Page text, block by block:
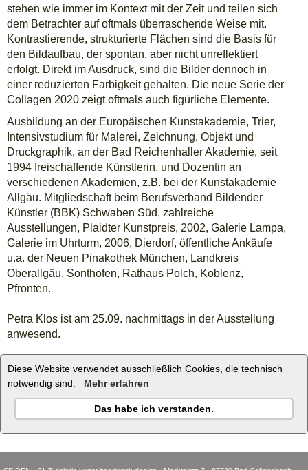
stehen wie immer im Kontext mit der Zeit und teilen sich
dem Betrachter auf oftmals überraschende Weise mit.
Kontrastierende, strukturierte Flächen sind die Basis für
den Bildaufbau, der spontan, aber nicht unreflektiert
erfolgt. Direkt im Ausdruck, sind die Bilder dennoch in
einer reduzierten Farbigkeit gehalten. Die neue Serie der
Collagen 2020 zeigt oftmals auch figürliche Elemente.
Ausbildung an der Europäischen Kunstakademie, Trier,
Intensivstudium für Malerei, Zeichnung, Objekt und
Druckgraphik, an der Bad Reichenhaller Akademie, seit
1994 freischaffende Künstlerin, und Dozentin an
verschiedenen Akademien, z.B. bei der Kunstakademie
Allgäu. Mitgliedschaft beim Berufsverband Bildender
Künstler (BBK) Schwaben Süd, zahlreiche
Ausstellungen, Plaidter Kunstpreis, 2002, Galerie Lampa,
Galerie im Uhrturm, 2006, Dierdorf, öffentliche Ankäufe
u.a. der Neuen Pinakothek München, Landkreis
Oberallgäu, Sonthofen, Rathaus Polch, Koblenz,
Pfronten.
Petra Klos ist am 25.09. nachmittags in der Ausstellung
anwesend.
zur Künstlerseite
Diese Website verwendet ausschließlich Cookies, die technisch
notwendig sind. Mehr erfahren
Das habe ich verstanden.